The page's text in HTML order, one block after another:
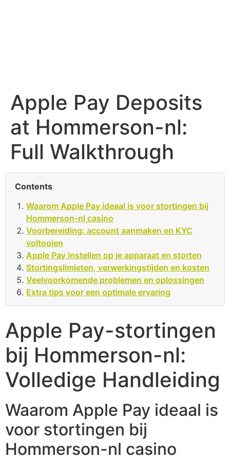
Apple Pay Deposits
at Hommerson-nl:
Full Walkthrough
Contents
Waarom Apple Pay ideaal is voor stortingen bij
Hommerson-nl casino
Voorbereiding: account aanmaken en KYC
voltooien
Apple Pay instellen op je apparaat en storten
Stortingslimieten, verwerkingstijden en kosten
Veelvoorkomende problemen en oplossingen
Extra tips voor een optimale ervaring
Apple Pay-stortingen
bij Hommerson-nl:
Volledige Handleiding
Waarom Apple Pay ideaal is
voor stortingen bij
Hommerson-nl casino